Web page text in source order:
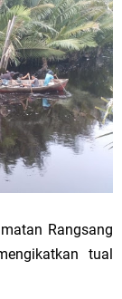
Rangsang
tual